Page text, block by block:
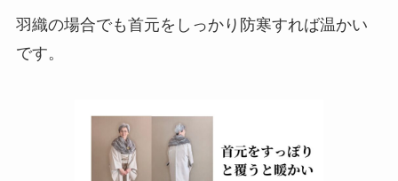
羽織の場合でも首元をしっかり防寒すれば温かい
です。